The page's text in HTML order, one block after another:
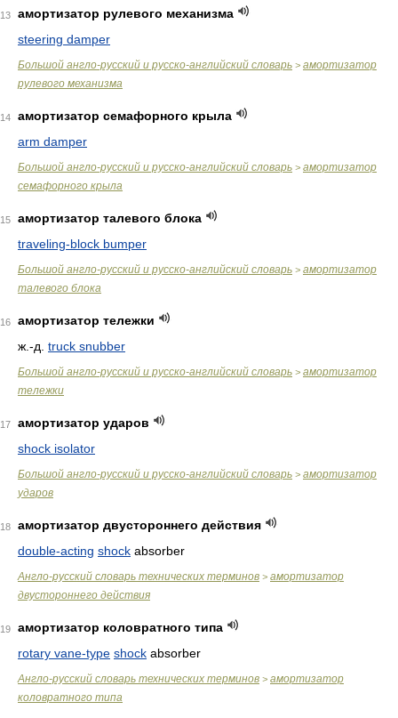
13
амортизатор рулевого механизма
steering damper
Большой англо-русский и русско-английский словарь > амортизатор
рулевого механизма
14
амортизатор семафорного крыла
arm damper
Большой англо-русский и русско-английский словарь > амортизатор
семафорного крыла
15
амортизатор талевого блока
traveling-block bumper
Большой англо-русский и русско-английский словарь > амортизатор
талевого блока
16
амортизатор тележки
ж.-д. truck snubber
Большой англо-русский и русско-английский словарь > амортизатор
тележки
17
амортизатор ударов
shock isolator
Большой англо-русский и русско-английский словарь > амортизатор
ударов
18
амортизатор двустороннего действия
double-acting shock absorber
Англо-русский словарь технических терминов > амортизатор
двустороннего действия
19
амортизатор коловратного типа
rotary vane-type shock absorber
Англо-русский словарь технических терминов > амортизатор
коловратного типа